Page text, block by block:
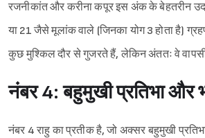
Sign in
रजनीकांत और करीना कपूर इस अंक के बेहतरीन
या 21 जैसे मूलांक वाले (जिनका योग 3 होता है)
कुछ मुश्किल दौर से गुजरते हैं, लेकिन अंततः वे
नंबर 4: बहुमुखी प्रतिभा और
नंबर 4 राहु का प्रतीक है, जो अक्सर बहुमुखी